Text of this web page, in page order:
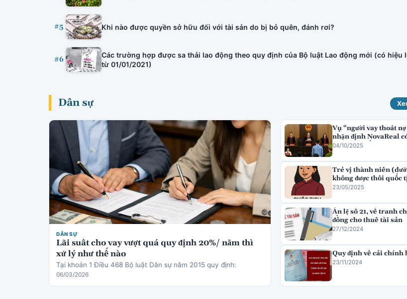
#5 Khi nào được quyền sở hữu đối với tài sản do bị bỏ quên, đánh rơi?
#6
Các trường hợp được sa thải lao động theo quy định của Bộ luật Lao động mới (có hiệu
từ 01/01/2021)
Dân sự
DÂN SỰ
Lãi suất cho vay vượt quá quy định 20%/ năm thì
xử lý như thế nào
Tại khoản 1 Điều 468 Bộ luật Dân sự năm 2015 quy định:
06/03/2026
Vụ “người vay thoát nợ
nhận định NovaReal
lừa đảo chiếm đoạt tài
04/10/2025
Trẻ vị thành niên
không được thôi quốc
Loan
23/05/2025
Án lệ số 21, về tranh
đồng cho thuê tài sản
27/12/2024
Quy định về cải chính
23/11/2024